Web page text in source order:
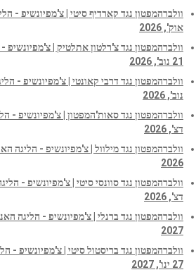
אוק', 2026
וולברהמפטון נגד צ'רלטון אתלטיק | צ'מפיונשיפ
21 נוב', 2026
נוב', 2026
דצ', 2026
2026
דצ', 2026
2027
וולברהמפטון נגד בריסטול סיטי | צ'מפיונשיפ -
27 ינו', 2027